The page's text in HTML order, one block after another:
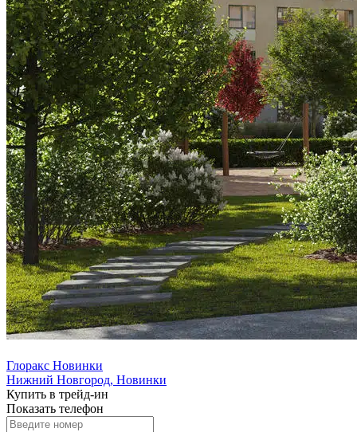
Глоракс Новинки
Нижний Новгород, Новинки
Купить в трейд-ин
Показать телефон